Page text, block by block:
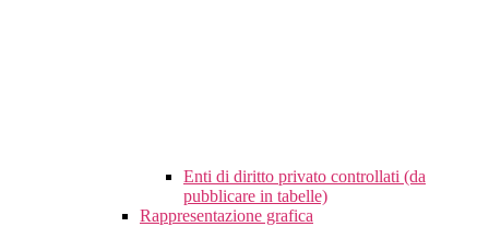
Enti di diritto privato controllati (da
pubblicare in tabelle)
Rappresentazione grafica